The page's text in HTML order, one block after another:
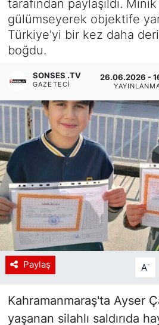
tarafından paylaşıldı.
gülümseyerek objektife
Türkiye'yi bir kez daha
boğdu.
SONSES .TV
GAZETECI
26.06.2026 -
Paylaş A-
Kahramanmaraş'ta Ayser
yaşanan silahlı saldırıda
SAĞLIK
Siyaset
Tanıtım
Haber Arşivi